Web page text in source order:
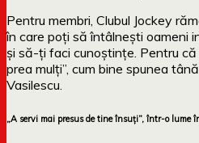
Pentru membri, Clubul Jockey
în care poți să întâlnești oameni
și să-ți faci cunoștințe. Pentru
prea mulți”, cum bine spunea
Vasilescu.
„A servi mai presus de tine însuți”, într-o lume